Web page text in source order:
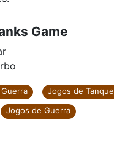
Game
Jogos de Tanque
Jogos de Guerra